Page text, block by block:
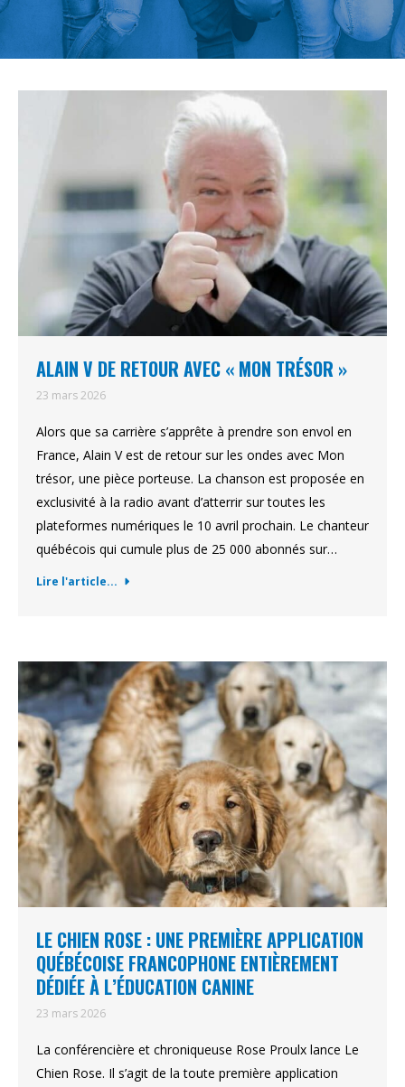
ALAIN V DE RETOUR AVEC « MON TRÉSOR »
23 mars 2026
Alors que sa carrière s’apprête à prendre son envol en
France, Alain V est de retour sur les ondes avec Mon
trésor, une pièce porteuse. La chanson est proposée en
exclusivité à la radio avant d’atterrir sur toutes les
plateformes numériques le 10 avril prochain. Le chanteur
québécois qui cumule plus de 25 000 abonnés sur…
Lire l'article...
LE CHIEN ROSE : UNE PREMIÈRE APPLICATION
QUÉBÉCOISE FRANCOPHONE ENTIÈREMENT
DÉDIÉE À L’ÉDUCATION CANINE
23 mars 2026
La conférencière et chroniqueuse Rose Proulx lance Le
Chien Rose. Il s’agit de la toute première application